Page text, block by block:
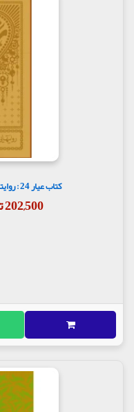
کتاب عیار 24 : روایتهایی از پایمردی طلایی زنان ایرانی
202,500 تومان